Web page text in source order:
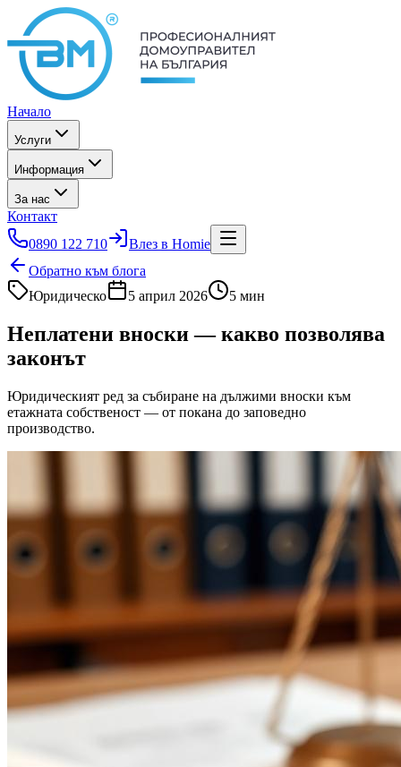
Начало
Услуги
Информация
За нас
Контакт
0890 122 710
Влез в Homie
Обратно към блога
Юридическо
5 април 2026 5 мин
Неплатени вноски — какво позволява
законът
Юридическият ред за събиране на дължими вноски към
етажната собственост — от покана до заповедно
производство.